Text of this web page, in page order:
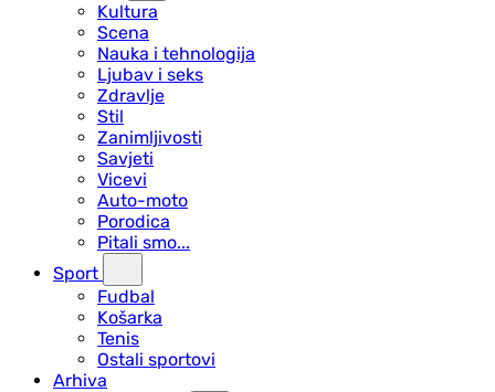
Kultura
Scena
Nauka i tehnologija
Ljubav i seks
Zdravlje
Stil
Zanimljivosti
Savjeti
Vicevi
Auto-moto
Porodica
Pitali smo...
Sport
Fudbal
Košarka
Tenis
Ostali sportovi
Arhiva